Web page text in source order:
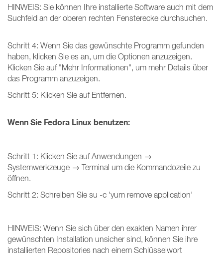
HINWEIS: Sie können Ihre installierte Software auch mit dem
Suchfeld an der oberen rechten Fensterecke durchsuchen.
Schritt 4: Wenn Sie das gewünschte Programm gefunden
haben, klicken Sie es an, um die Optionen anzuzeigen.
Klicken Sie auf "Mehr Informationen", um mehr Details über
das Programm anzuzeigen.
Schritt 5: Klicken Sie auf Entfernen.
Wenn Sie Fedora Linux benutzen:
Schritt 1: Klicken Sie auf Anwendungen →
Systemwerkzeuge → Terminal um die Kommandozeile zu
öffnen.
Schritt 2: Schreiben Sie su -c 'yum remove application'
HINWEIS: Wenn Sie sich über den exakten Namen ihrer
gewünschten Installation unsicher sind, können Sie ihre
installierten Repositories nach einem Schlüsselwort